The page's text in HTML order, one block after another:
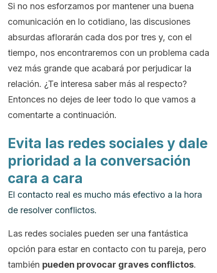
Si no nos esforzamos por mantener una buena
comunicación en lo cotidiano, las discusiones
absurdas aflorarán cada dos por tres y, con el
tiempo, nos encontraremos con un problema cada
vez más grande que acabará por perjudicar la
relación. ¿Te interesa saber más al respecto?
Entonces no dejes de leer todo lo que vamos a
comentarte a continuación.
Evita las redes sociales y dale
prioridad a la conversación
cara a cara
El contacto real es mucho más efectivo a la hora
de resolver conflictos.
Las redes sociales pueden ser una fantástica
opción para estar en contacto con tu pareja, pero
también pueden provocar graves conflictos.